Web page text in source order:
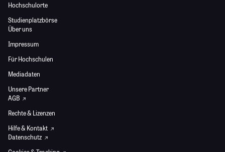
Hochschulorte
Studienplatzbörse
Über uns
Impressum
Für Hochschulen
Mediadaten
Unsere Partner
AGB
Rechte & Lizenzen
Hilfe & Kontakt
Datenschutz